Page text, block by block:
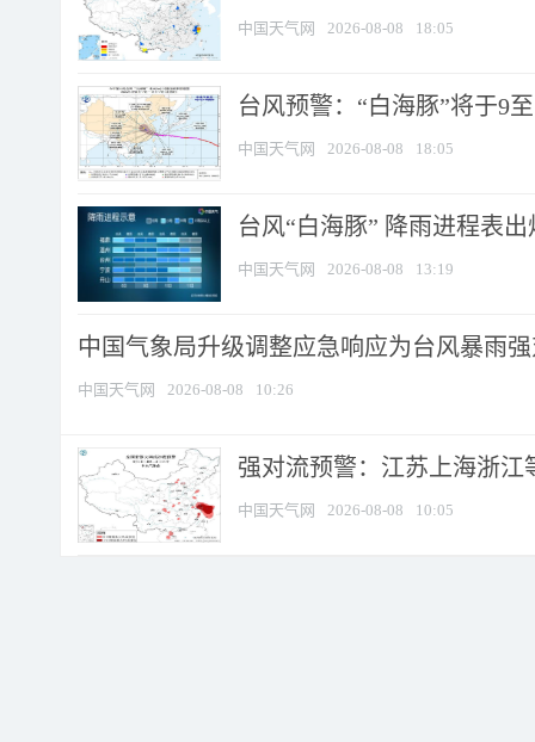
中国天气网 2026-08-08 18:05
台风预警：“白海豚”将于9
中国天气网 2026-08-08 18:05
台风“白海豚” 降雨进程表
中国天气网 2026-08-08 13:19
中国气象局升级调整应急响应为台风暴雨
中国天气网 2026-08-08 10:26
强对流预警：江苏上海浙江
中国天气网 2026-08-08 10:05